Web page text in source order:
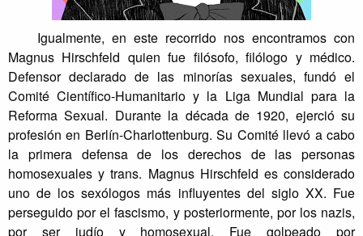
Igualmente, en este recorrido nos encontramos con
Magnus Hirschfeld quien fue filósofo, filólogo y médico.
Defensor declarado de las minorías sexuales, fundó el
Comité Científico-Humanitario y la Liga Mundial para la
Reforma Sexual. Durante la década de 1920, ejerció su
profesión en Berlín-Charlottenburg. Su Comité llevó a cabo
la primera defensa de los derechos de las personas
homosexuales y trans. Magnus Hirschfeld es considerado
uno de los sexólogos más influyentes del siglo XX. Fue
perseguido por el fascismo, y posteriormente, por los nazis,
por ser judío y homosexual. Fue golpeado por